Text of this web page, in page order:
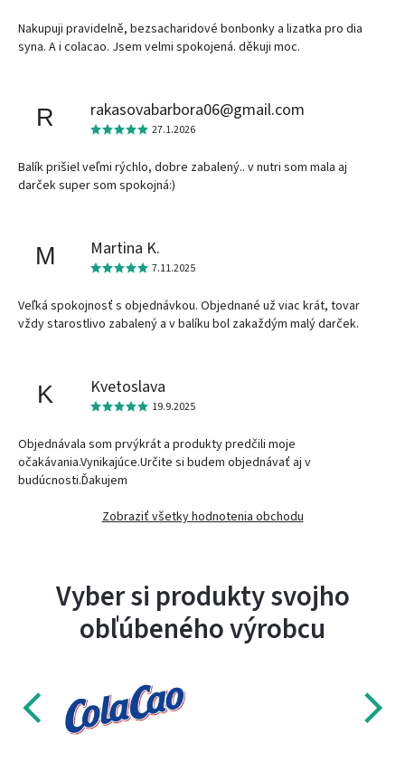
Nakupuji pravidelně, bezsacharidové bonbonky a lizatka pro dia
syna. A i colacao. Jsem velmi spokojená. děkuji moc.
R rakasovabarbora06@gmail.com
27.1.2026
Balík prišiel veľmi rýchlo, dobre zabalený.. v nutri som mala aj
darček super som spokojná:)
M Martina K.
7.11.2025
Veľká spokojnosť s objednávkou. Objednané už viac krát, tovar
vždy starostlivo zabalený a v balíku bol zakaždým malý darček.
K Kvetoslava
19.9.2025
Objednávala som prvýkrát a produkty predčili moje
očakávania.Vynikajúce.Určite si budem objednávať aj v
budúcnosti.Ďakujem
Zobraziť všetky hodnotenia obchodu
Vyber si produkty svojho
obľúbeného výrobcu